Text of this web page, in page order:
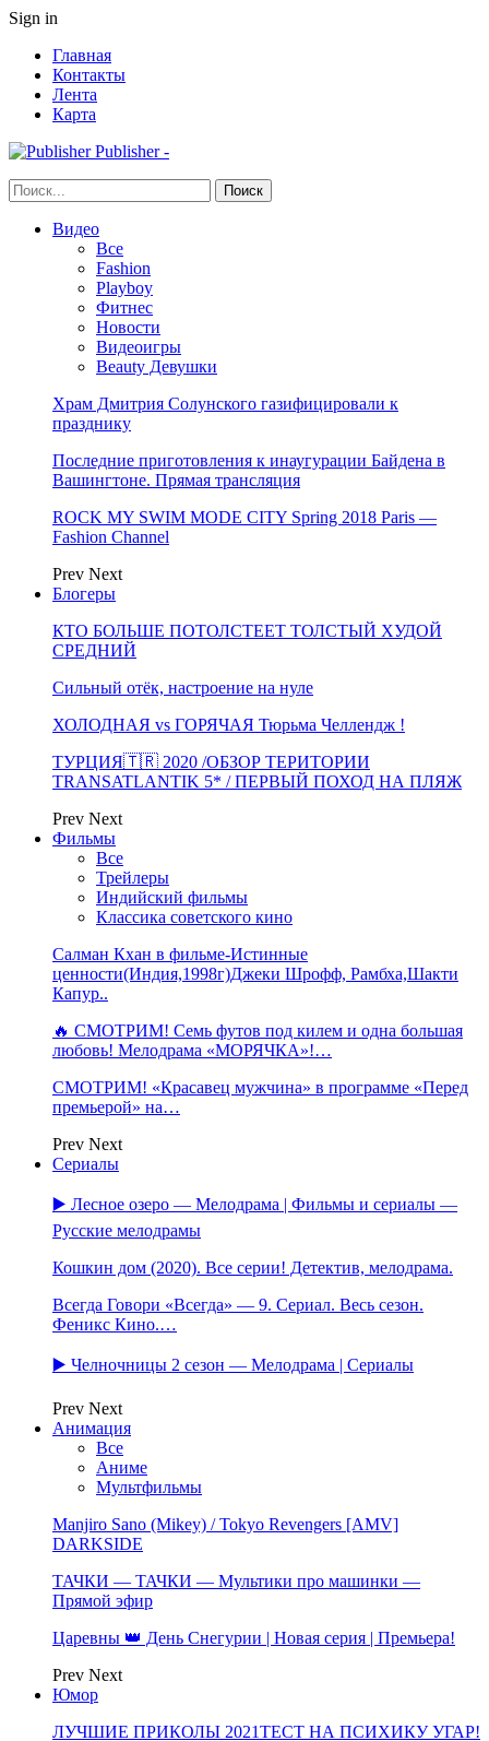
Sign in
Главная
Контакты
Лента
Карта
Publisher -
Видео
Все
Fashion
Playboy
Фитнес
Новости
Видеоигры
Beauty Девушки
Храм Дмитрия Солунского газифицировали к
празднику
Последние приготовления к инаугурации Байдена в
Вашингтоне. Прямая трансляция
ROCK MY SWIM MODE CITY Spring 2018 Paris —
Fashion Channel
Prev Next
Блогеры
КТО БОЛЬШЕ ПОТОЛСТЕЕТ ТОЛСТЫЙ ХУДОЙ
СРЕДНИЙ
Сильный отёк, настроение на нуле
ХОЛОДНАЯ vs ГОРЯЧАЯ Тюрьма Челлендж !
ТУРЦИЯ🇹🇷 2020 /ОБЗОР ТЕРИТОРИИ
TRANSATLANTIK 5* / ПЕРВЫЙ ПОХОД НА ПЛЯЖ
Prev Next
Фильмы
Все
Трейлеры
Индийский фильмы
Классика советского кино
Салман Кхан в фильме-Истинные
ценности(Индия,1998г)Джеки Шрофф, Рамбха,Шакти
Капур..
🔥 СМОТРИМ! Семь футов под килем и одна большая
любовь! Мелодрама «МОРЯЧКА»!…
СМОТРИМ! «Красавец мужчина» в программе «Перед
премьерой» на…
Prev Next
Сериалы
▶️ Лесное озеро — Мелодрама | Фильмы и сериалы —
Русские мелодрамы
Кошкин дом (2020). Все серии! Детектив, мелодрама.
Всегда Говори «Всегда» — 9. Сериал. Весь сезон.
Феникс Кино.…
▶️ Челночницы 2 сезон — Мелодрама | Сериалы
Prev Next
Анимация
Все
Аниме
Мультфильмы
Manjiro Sano (Mikey) / Tokyo Revengers [AMV]
DARKSIDE
ТАЧКИ — ТАЧКИ — Мультики про машинки —
Прямой эфир
Царевны 👑 День Снегурии | Новая серия | Премьера!
Prev Next
Юмор
ЛУЧШИЕ ПРИКОЛЫ 2021ТЕСТ НА ПСИХИКУ УГАР!